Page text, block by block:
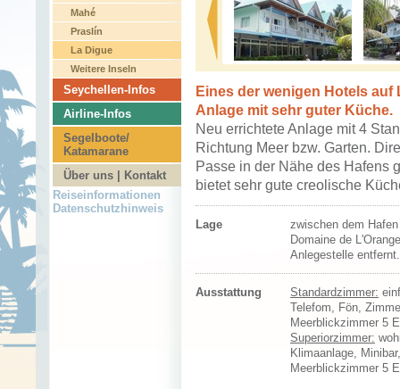
Mahé
Praslín
La Digue
Weitere Inseln
Seychellen-Infos
Airline-Infos
Segelboote/
Katamarane
Über uns | Kontakt
Reiseinformationen
Datenschutzhinweis
Eines der wenigen Hotels
Anlage mit sehr guter Küche.
Neu errichtete Anlage mit 4
Richtung Meer bzw. Garten.
Passe in der Nähe des Hafens
bietet sehr gute creolische
Lage
zwischen dem
Domaine de
Anlegestelle entfernt.
Ausstattung Standardzimmer:
Telefom, Fön,
Meerblickzimmer 5
Superiorzimmer:
Klimaanlage,
Meerblickzimmer 5